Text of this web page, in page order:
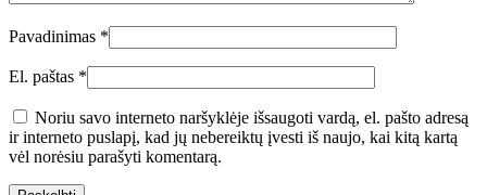
Pavadinimas *
El. paštas *
Noriu savo interneto naršyklėje išsaugoti vardą, el. pašto adresą
ir interneto puslapį, kad jų nebereiktų įvesti iš naujo, kai kitą kartą
vėl norėsiu parašyti komentarą.